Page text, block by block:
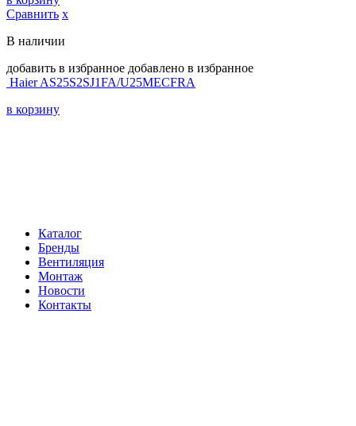
Сравнить х
В наличии
добавить в избранное добавлено в избранное
Haier AS25S2SJ1FA/U25MECFRA
в корзину
Каталог
Бренды
Вентиляция
Монтаж
Новости
Контакты